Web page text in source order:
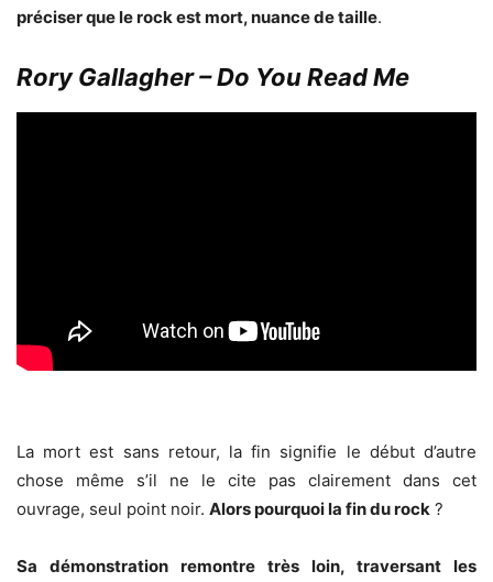
préciser que le rock est mort, nuance de taille.
Rory Gallagher – Do You Read Me
La mort est sans retour, la fin signifie le début d’autre
chose même s’il ne le cite pas clairement dans cet
ouvrage, seul point noir. Alors pourquoi la fin du rock ?
Sa démonstration remontre très loin, traversant les